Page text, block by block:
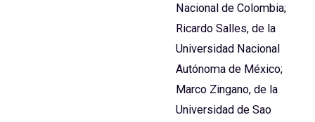
Nacional de Colombia;
Ricardo Salles, de la
Universidad Nacional
Autónoma de México;
Marco Zingano, de la
Universidad de Sao